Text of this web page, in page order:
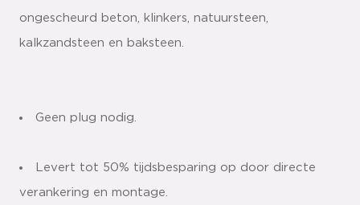
ongescheurd beton, klinkers, natuursteen,
kalkzandsteen en baksteen.
Geen plug nodig.
Levert tot 50% tijdsbesparing op door directe
verankering en montage.